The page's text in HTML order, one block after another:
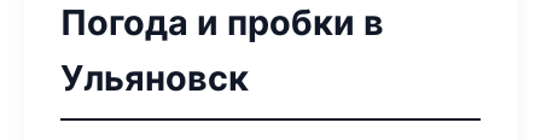
Погода и пробки в
Ульяновск